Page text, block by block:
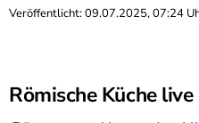
Veröffentlicht: 09.07.2025, 07:24
Römische Küche